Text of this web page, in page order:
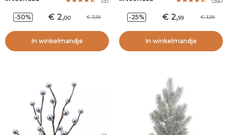
-50% 2,00 3,99
In winkelmandje
-25% 2,99 3,99
In winkelmandje